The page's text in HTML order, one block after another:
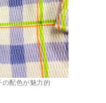
配色が魅力的